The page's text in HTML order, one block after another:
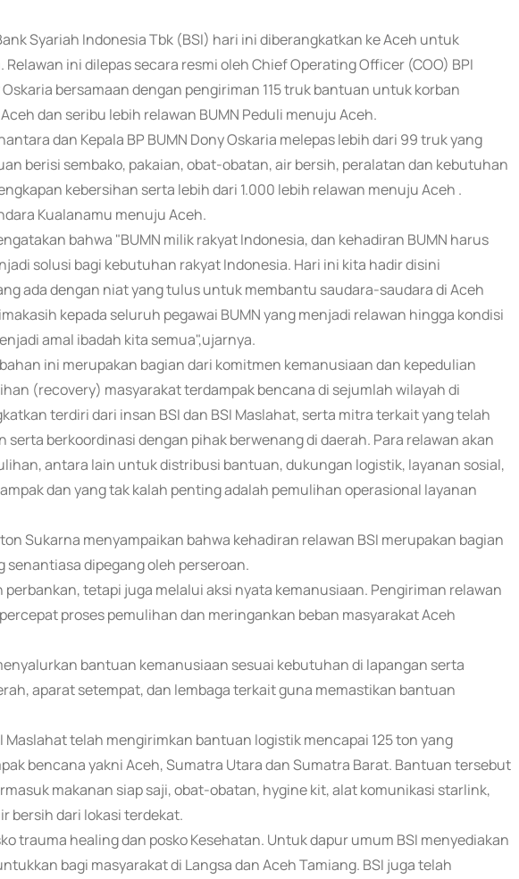
Syariah Indonesia Tbk (BSI) hari ini diberangkatkan ke Aceh untuk
ini dilepas secara resmi oleh Chief Operating Officer (COO) BPI
Oskaria bersamaan dengan pengiriman 115 truk bantuan untuk korban
dan seribu lebih relawan BUMN Peduli menuju Aceh.
dan Kepala BP BUMN Dony Oskaria melepas lebih dari 99 truk yang
berisi sembako, pakaian, obat-obatan, air bersih, peralatan dan kebutuhan
kebersihan serta lebih dari 1.000 lebih relawan menuju Aceh .
Kualanamu menuju Aceh.
bahwa "BUMN milik rakyat Indonesia, dan kehadiran BUMN harus
solusi bagi kebutuhan rakyat Indonesia. Hari ini kita hadir disini
ada dengan niat yang tulus untuk membantu saudara-saudara di Aceh
kepada seluruh pegawai BUMN yang menjadi relawan hingga kondisi
amal ibadah kita semua",ujarnya.
ini merupakan bagian dari komitmen kemanusiaan dan kepedulian
(recovery) masyarakat terdampak bencana di sejumlah wilayah di
terdiri dari insan BSI dan BSI Maslahat, serta mitra terkait yang telah
berkoordinasi dengan pihak berwenang di daerah. Para relawan akan
antara lain untuk distribusi bantuan, dukungan logistik, layanan sosial,
dan yang tak kalah penting adalah pemulihan operasional layanan
Sukarna menyampaikan bahwa kehadiran relawan BSI merupakan bagian
dipegang oleh perseroan.
tetapi juga melalui aksi nyata kemanusiaan. Pengiriman relawan
proses pemulihan dan meringankan beban masyarakat Aceh
bantuan kemanusiaan sesuai kebutuhan di lapangan serta
aparat setempat, dan lembaga terkait guna memastikan bantuan
Maslahat telah mengirimkan bantuan logistik mencapai 125 ton yang
bencana yakni Aceh, Sumatra Utara dan Sumatra Barat. Bantuan tersebut
makanan siap saji, obat-obatan, hygine kit, alat komunikasi starlink,
bersih dari lokasi terdekat.
trauma healing dan posko Kesehatan. Untuk dapur umum BSI menyediakan
bagi masyarakat di Langsa dan Aceh Tamiang. BSI juga telah